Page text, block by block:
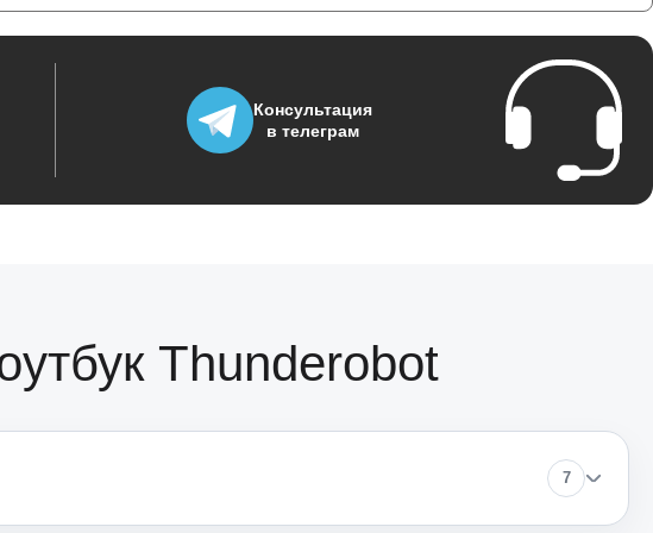
3700
Консультация
в телеграм
Thunderobot
7